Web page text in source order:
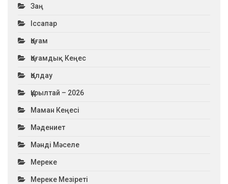
Заң
Іссапар
Қоғам
Қоғамдық Кеңес
Қолдау
Құрылтай – 2026
Маман Кеңесі
Мәдениет
Мәнді Мәселе
Мереке
Мереке Мезіреті